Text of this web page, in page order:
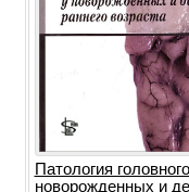
Патология
новорожденных и